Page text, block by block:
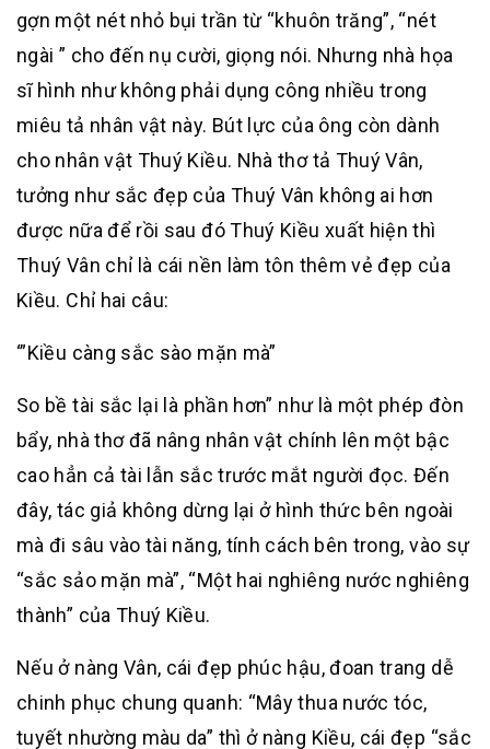
gợn một nét nhỏ bụi trần từ “khuôn trăng”, “nét
ngài ” cho đến nụ cười, giọng nói. Nhưng nhà họa
sĩ hình như không phải dụng công nhiều trong
miêu tả nhân vật này. Bút lực của ông còn dành
cho nhân vật Thuý Kiều. Nhà thơ tả Thuý Vân,
tưởng như sắc đẹp của Thuý Vân không ai hơn
được nữa để rồi sau đó Thuý Kiều xuất hiện thì
Thuý Vân chỉ là cái nền làm tôn thêm vẻ đẹp của
Kiều. Chỉ hai câu:
‘”Kiều càng sắc sào mặn mà”
So bề tài sắc lại là phần hơn” như là một phép đòn
bẩy, nhà thơ đã nâng nhân vật chính lên một bậc
cao hẳn cả tài lẫn sắc trước mắt người đọc. Đến
đây, tác giả không dừng lại ở hình thức bên ngoài
mà đi sâu vào tài năng, tính cách bên trong, vào sự
“sắc sảo mặn mà”, “Một hai nghiêng nước nghiêng
thành” của Thuý Kiều.
Nếu ở nàng Vân, cái đẹp phúc hậu, đoan trang dễ
chinh phục chung quanh: “Mây thua nước tóc,
tuyết nhường màu da” thì ở nàng Kiều, cái đẹp “sắc